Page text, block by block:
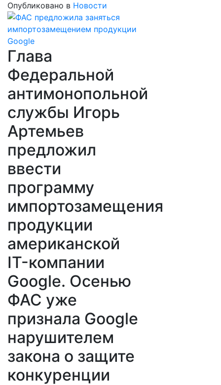
Опубликовано в Новости
Глава
Федеральной
антимонопольной
службы Игорь
Артемьев
предложил
ввести
программу
импортозамещения
продукции
американской
IT-компании
Google. Осенью
ФАС уже
признала Google
нарушителем
закона о защите
конкуренции